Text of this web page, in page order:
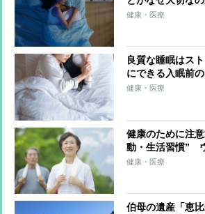
症候群」なら心
健康・医療
良質な睡眠はス
にできる入眠前
ド」6つを伝授
健康・医療
健康のために注
動・生活習慣”
万歩」は過剰、湯
健康・医療
伯母の遺産「恵